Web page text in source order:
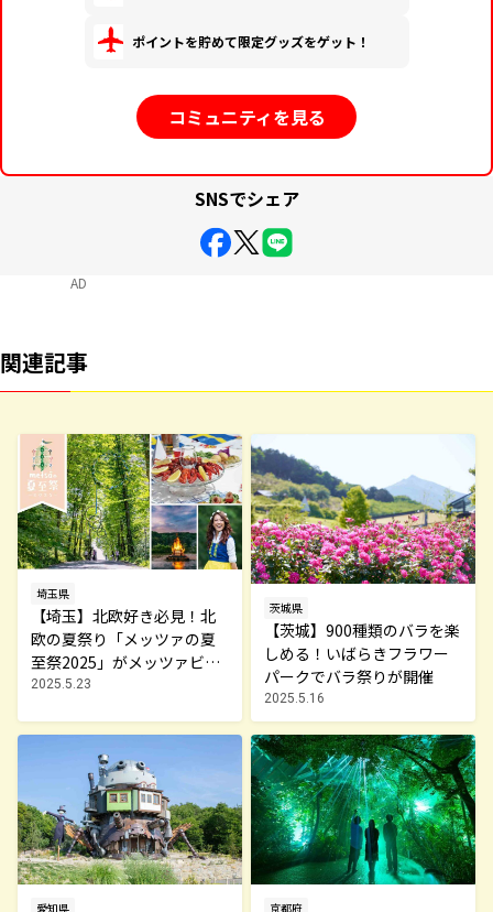
ポイントを貯めて限定グッズをゲット！
コミュニティを見る
SNSでシェア
AD
関連記事
埼玉県
【埼玉】北欧好き必見！北
欧の夏祭り「メッツァの夏
至祭2025」がメッツァビレ
ッジで開催
2025.5.23
茨城県
【茨城】900種類のバラを楽
しめる！いばらきフラワー
パークでバラ祭りが開催
2025.5.16
愛知県 京都府